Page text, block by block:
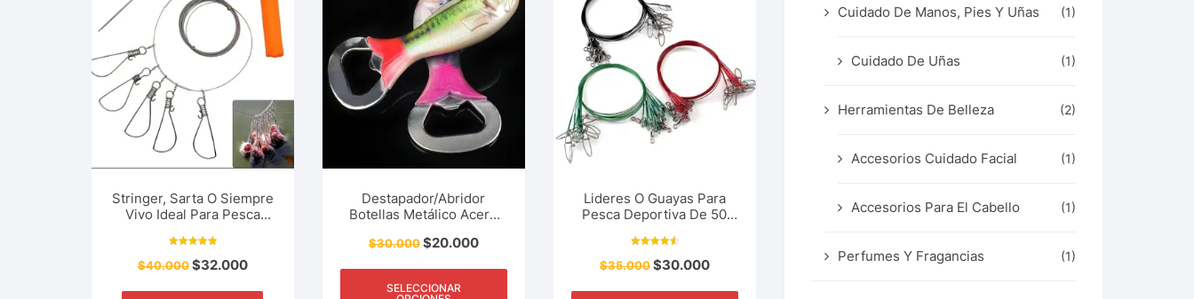
Stringer, Sarta O Siempre
Vivo Ideal Para Pesca
Peces Frescos, Evite Que
Se Descompongan
5.00
de 5
$40.000$32.000
Destapador/Abridor
Botellas Metálico Acero
Forma Pez Cocina,
$30.000$20.000
SELECCIONAR
Lideres O Guayas Para
Pesca Deportiva De 50
Lago, Mar. Los Más
Resistentes
con
4.64
$35.000$30.000
Cuidado De Manos, Pies Y Uñas (1)
Cuidado De Uñas (1)
Herramientas De Belleza (2)
Accesorios Cuidado Facial (1)
Accesorios Para El Cabello (1)
Perfumes Y Fragancias (1)